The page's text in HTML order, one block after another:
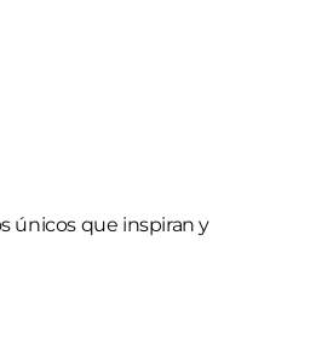
únicos que inspiran y